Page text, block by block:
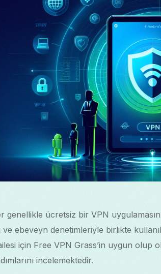
genellikle ücretsiz bir VPN
ve ebeveyn denetimleriyle birlikte
için Free VPN Grass’in uygun olup
incelemektedir.